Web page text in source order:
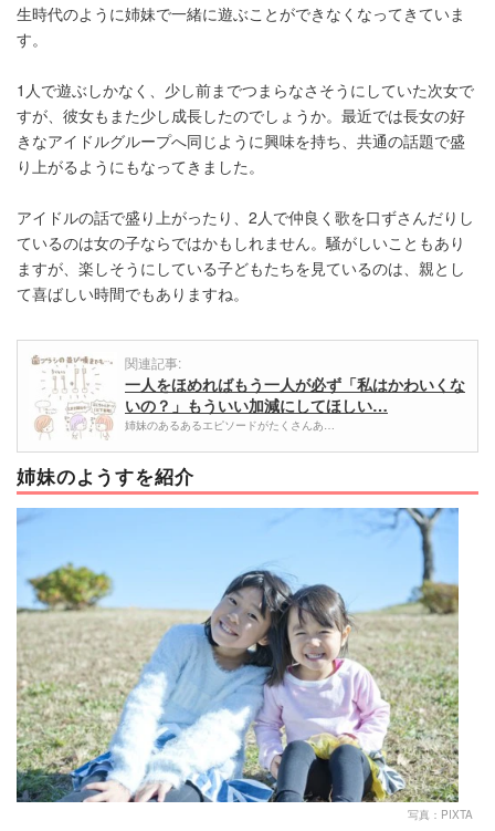
生時代のように姉妹で一緒に遊ぶことができなくなってきていま
す。
1人で遊ぶしかなく、少し前までつまらなさそうにしていた次女で
すが、彼女もまた少し成長したのでしょうか。最近では長女の好
きなアイドルグループへ同じように興味を持ち、共通の話題で盛
り上がるようにもなってきました。
アイドルの話で盛り上がったり、2人で仲良く歌を口ずさんだりし
ているのは女の子ならではかもしれません。騒がしいこともあり
ますが、楽しそうにしている子どもたちを見ているのは、親とし
て喜ばしい時間でもありますね。
関連記事:
一人をほめればもう一人が必ず「私はかわいくな
いの？」もういい加減にしてほしい…
姉妹のあるあるエピソードがたくさんあ…
姉妹のようすを紹介
写真：PIXTA